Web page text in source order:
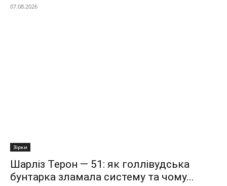
07.08.2026
Зірки
Шарліз Терон — 51: як голлівудська
бунтарка зламала систему та чому...